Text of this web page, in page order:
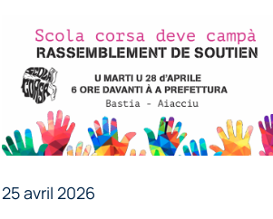
25 avril 2026